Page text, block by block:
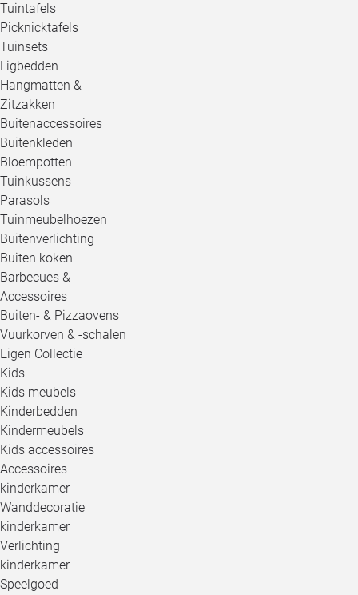
Tuintafels
Picknicktafels
Tuinsets
Ligbedden
Hangmatten &
Zitzakken
Buitenaccessoires
Buitenkleden
Bloempotten
Tuinkussens
Parasols
Tuinmeubelhoezen
Buitenverlichting
Buiten koken
Barbecues &
Accessoires
Buiten- & Pizzaovens
Vuurkorven & -schalen
Eigen Collectie
Kids
Kids meubels
Kinderbedden
Kindermeubels
Kids accessoires
Accessoires
kinderkamer
Wanddecoratie
kinderkamer
Verlichting
kinderkamer
Speelgoed